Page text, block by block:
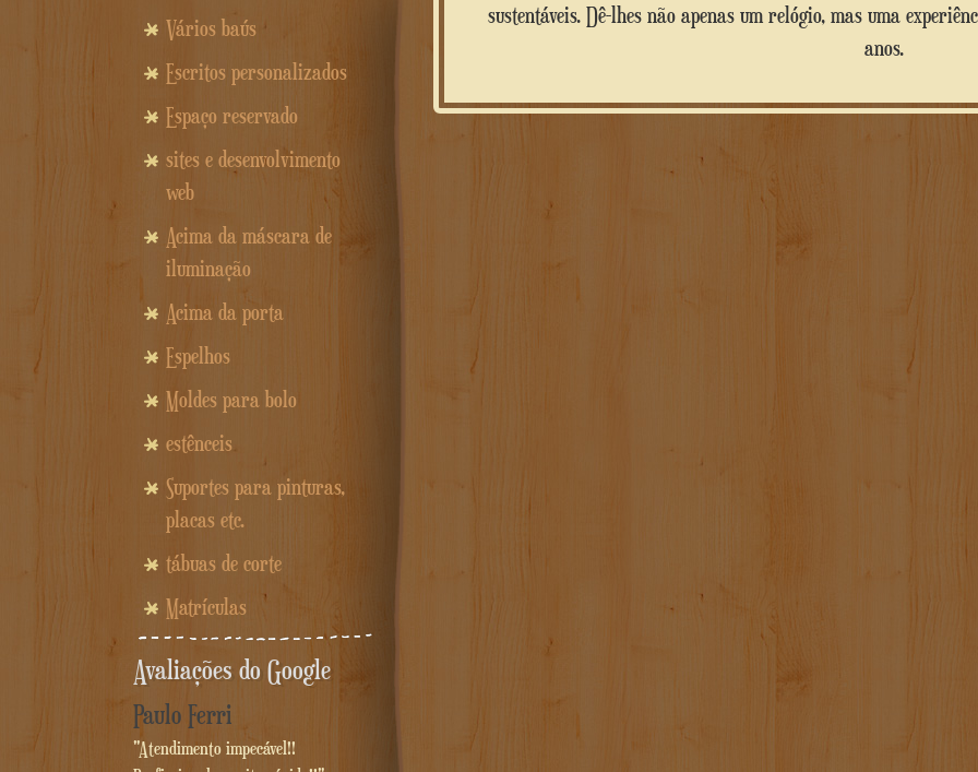
sustentáveis. Dê-lhes não apenas um relógio, mas uma
anos.
Vários baús
Escritos personalizados
Espaço reservado
sites e desenvolvimento
web
Acima da máscara de
iluminação
Acima da porta
Espelhos
Moldes para bolo
estênceis
Suportes para pinturas,
placas etc.
tábuas de corte
Matrículas
Avaliações do Google
Paulo Ferri
"Atendimento impecável!!